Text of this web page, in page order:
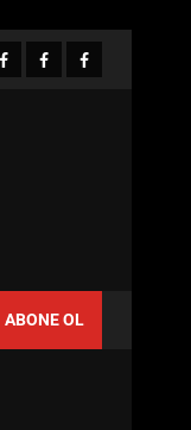
Facebook-
Facebook-Facebook-
ABONE OL